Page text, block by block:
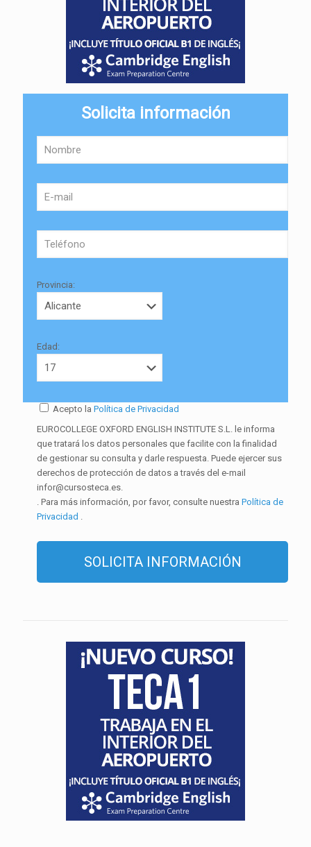
Solicita información
Provincia:
Edad:
Acepto la Política de Privacidad
EUROCOLLEGE OXFORD ENGLISH INSTITUTE S.L. le informa
que tratará los datos personales que facilite con la finalidad
de gestionar su consulta y darle respuesta. Puede ejercer sus
derechos de protección de datos a través del e-mail
infor@cursosteca.es.
. Para más información, por favor, consulte nuestra Política de
Privacidad